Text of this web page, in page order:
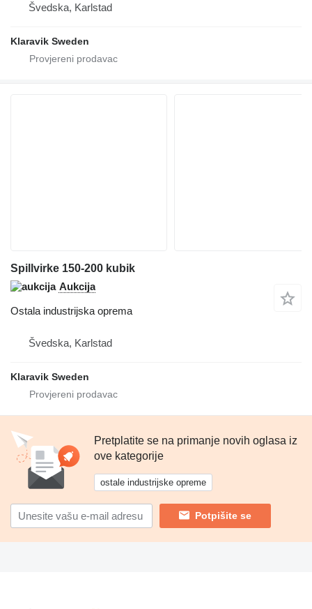
Švedska, Karlstad
Klaravik Sweden
Spillvirke 150-200 kubik
Aukcija
Ostala industrijska oprema
Švedska, Karlstad
Klaravik Sweden
Pretplatite se na primanje novih oglasa iz
ove kategorije
ostale industrijske opreme
Potpišite se